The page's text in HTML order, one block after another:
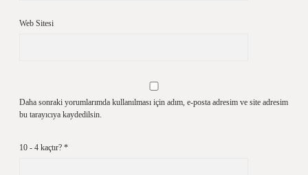
Web Sitesi
Daha sonraki yorumlarımda kullanılması için adım, e-posta adresim ve site adresim
bu tarayıcıya kaydedilsin.
10 - 4 kaçtır? *